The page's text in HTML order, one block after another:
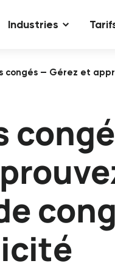
Industries
congés — Gérez et